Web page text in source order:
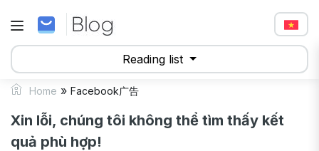
Reading list
Home » Facebook广告
Xin lỗi, chúng tôi không thể tìm thấy kết
quả phù hợp!